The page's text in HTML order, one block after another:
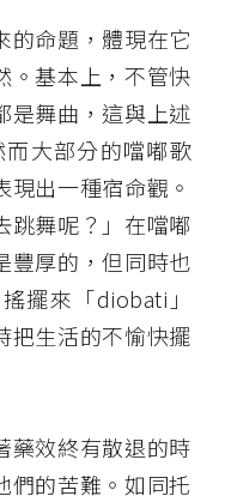
的命題，體現在它
。基本上，不管快
是舞曲，這與上述
大部分的噹嘟歌
出一種宿命觀。
跳舞呢？」在噹嘟
豐厚的，但同時也
擺來「diobati」
把生活的不愉快擺
藥效終有散退的時
們的苦難。如同托